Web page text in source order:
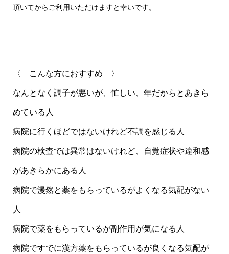
頂いてからご利用いただけますと幸いです。
〈 こんな方におすすめ 〉
なんとなく調子が悪いが、忙しい、年だからとあきら
めている人
病院に行くほどではないけれど不調を感じる人
病院の検査では異常はないけれど、自覚症状や違和感
があきらかにある人
病院で漫然と薬をもらっているがよくなる気配がない
人
病院で薬をもらっているが副作用が気になる人
病院ですでに漢方薬をもらっているが良くなる気配が